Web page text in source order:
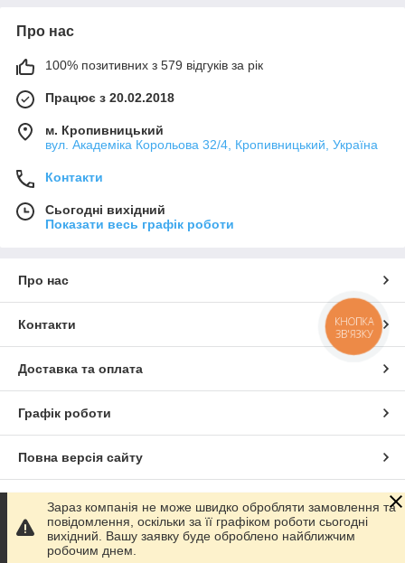
Про нас
100% позитивних з 579 відгуків за рік
Працює з 20.02.2018
м. Кропивницький
вул. Академіка Корольова 32/4, Кропивницький, Україна
Контакти
Сьогодні вихідний
Показати весь графік роботи
Про нас
Контакти
Доставка та оплата
Графік роботи
Повна версія сайту
Сайт створено на маркетплейсі Prom.ua
Політика конфіденційності
Зараз компанія не може швидко обробляти замовлення та
повідомлення, оскільки за її графіком роботи сьогодні
вихідний. Вашу заявку буде оброблено найближчим
робочим днем.
КНОПКА
ЗВ'ЯЗКУ